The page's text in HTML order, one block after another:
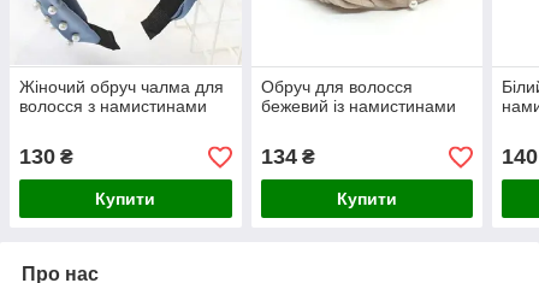
Жіночий обруч чалма для
волосся з намистинами
130 ₴
Купити
Обруч для волосся
бежевий із намистинами
134₴
Купити
140
Про нас